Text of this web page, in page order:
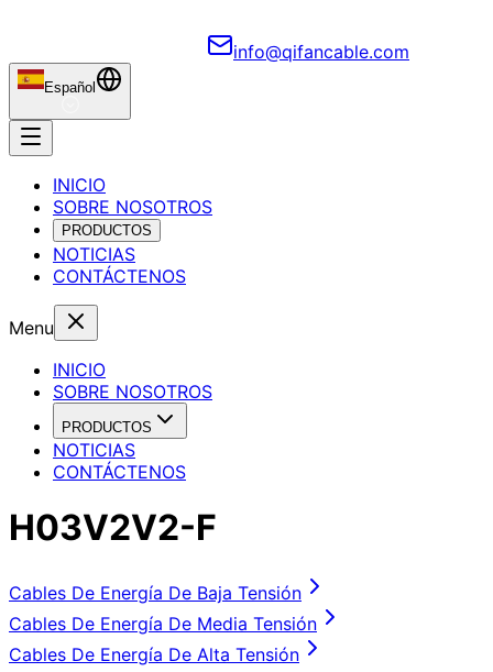
info@qifancable.com
Español
INICIO
SOBRE NOSOTROS
PRODUCTOS
NOTICIAS
CONTÁCTENOS
Menu
INICIO
SOBRE NOSOTROS
PRODUCTOS
NOTICIAS
CONTÁCTENOS
H03V2V2-F
Cables De Energía De Baja Tensión
Cables De Energía De Media Tensión
Cables De Energía De Alta Tensión